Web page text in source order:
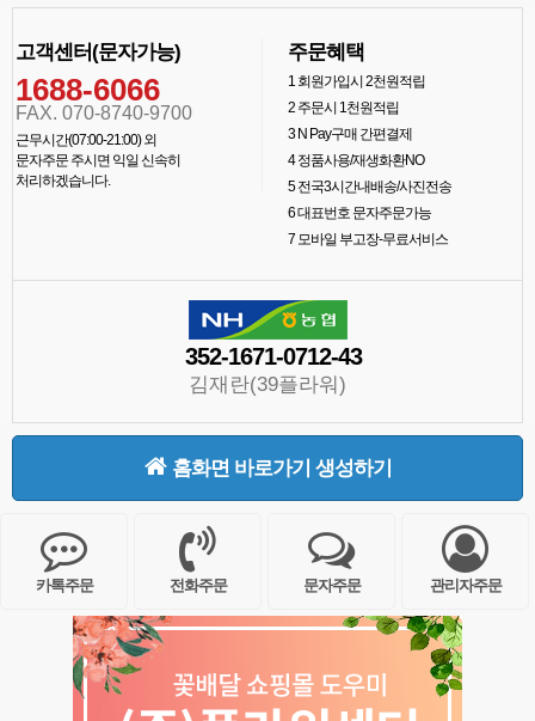
고객센터(문자가능)
1688-6066
FAX. 070-8740-9700
근무시간(07:00-21:00) 외
문자주문 주시면 익일 신속히
처리하겠습니다.
주문혜택
1회원가입시 2천원적립
2주문시 1천원적립
3N Pay구매 간편결제
4정품사용/재생화환NO
5전국3시간내배송/사진전송
6대표번호 문자주문가능
7모바일 부고장-무료서비스
352-1671-0712-43
김재란(39플라워)
홈화면 바로가기 생성하기
카톡주문 전화주문 문자주문 관리자주문